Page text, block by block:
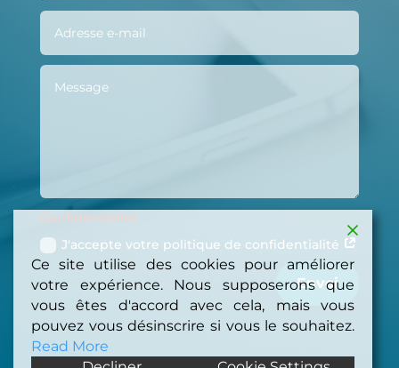
Confidentialité
J'accepte votre politique de confidentialité
Envoi
Ce site utilise des cookies pour améliorer
votre expérience. Nous supposerons que
vous êtes d'accord avec cela, mais vous
pouvez vous désinscrire si vous le souhaitez.
Read More